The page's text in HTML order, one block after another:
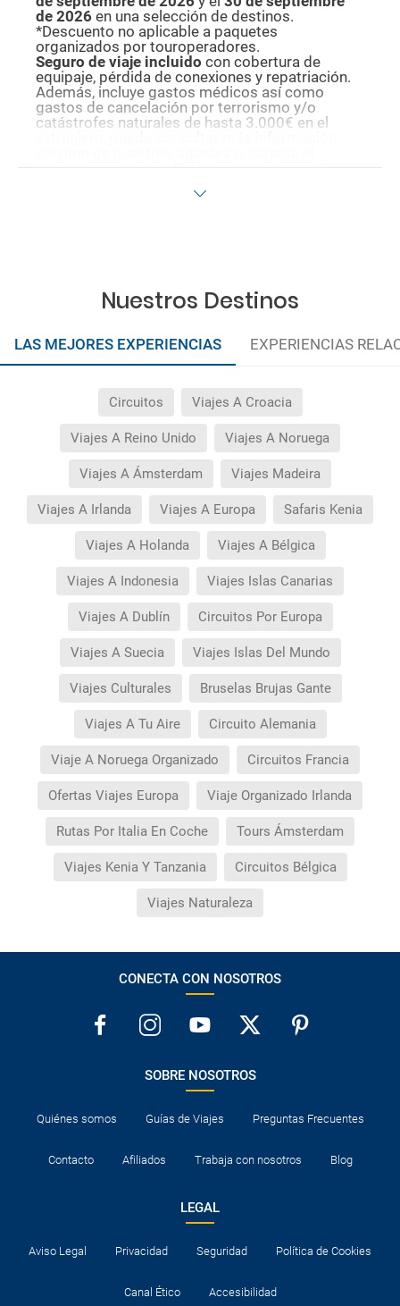
de 2026 en una selección de destinos.
*Descuento no aplicable a paquetes
organizados por touroperadores.
Seguro de viaje incluido con cobertura de
equipaje, pérdida de conexiones y repatriación.
Además, incluye gastos médicos así como
gastos de cancelación por terrorismo y/o
catástrofes naturales de hasta 3.000€ en el
si quiere reforzar esta asistencia tiene que
Quedan excluidos los productos de terceros de
esta promoción.Nuestros Destinos
LAS MEJORES EXPERIENCIAS EXPERIENCIAS
Circuitos Viajes A Croacia
Viajes A Reino Unido Viajes A Noruega
Viajes A Ámsterdam Viajes Madeira
Viajes A Irlanda Viajes A Europa Safaris Kenia
Viajes A Holanda Viajes A Bélgica
Viajes A Indonesia Viajes Islas Canarias
Viajes A Dublín Circuitos Por Europa
Viajes A Suecia Viajes Islas Del Mundo
Viajes Culturales Bruselas Brujas Gante
Viajes A Tu Aire Circuito Alemania
Viaje A Noruega Organizado Circuitos Francia
Ofertas Viajes Europa Viaje Organizado Irlanda
Rutas Por Italia En Coche Tours Ámsterdam
Viajes Kenia Y Tanzania Circuitos Bélgica
Viajes Naturaleza
CONECTA CON NOSOTROS
SOBRE NOSOTROS
Quiénes somos Guías de Viajes Preguntas Frecuentes
Contacto Afiliados Trabaja con nosotros Blog
LEGAL
Aviso Legal Privacidad Seguridad Política de Cookies
Canal Ético Accesibilidad